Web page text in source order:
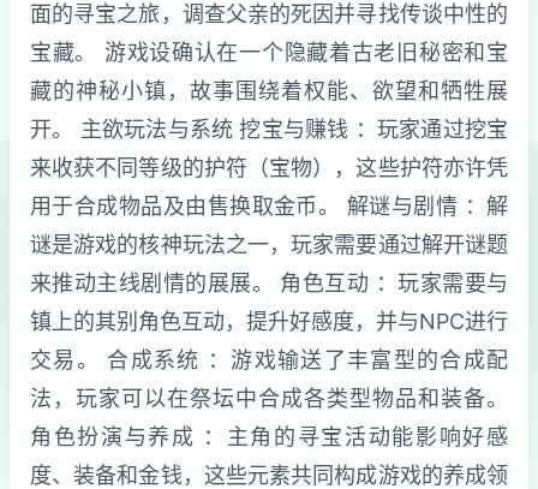
面的寻宝之旅，调查父亲的死因并寻找传谈中性的
宝藏。 游戏设确认在一个隐藏着古老旧秘密和宝
藏的神秘小镇，故事围绕着权能、欲望和牺牲展
开。 主欲玩法与系统 挖宝与赚钱 ：玩家通过挖宝
来收获不同等级的护符（宝物），这些护符亦许凭
用于合成物品及由售换取金币。 解谜与剧情 ：解
谜是游戏的核神玩法之一，玩家需要通过解开谜题
来推动主线剧情的展展。 角色互动 ：玩家需要与
镇上的其别角色互动，提升好感度，并与NPC进行
交易。 合成系统 ：游戏输送了丰富型的合成配
法，玩家可以在祭坛中合成各类型物品和装备。
角色扮演与养成 ：主角的寻宝活动能影响好感
度、装备和金钱，这些元素共同构成游戏的养成领